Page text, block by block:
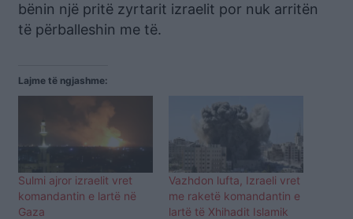
bënin një pritë zyrtarit izraelit por nuk arritën
të përballeshin me të.
Lajme të ngjashme:
Sulmi ajror izraelit vret
komandantin e lartë në
Gaza
Vazhdon lufta, Izraeli vret
me raketë komandantin e
lartë të Xhihadit Islamik